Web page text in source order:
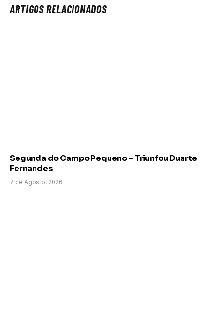
ARTIGOS RELACIONADOS
Segunda do Campo Pequeno – Triunfou Duarte
Fernandes
7 de Agosto, 2026